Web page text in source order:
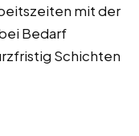
mit der
Bedarf
Schichten